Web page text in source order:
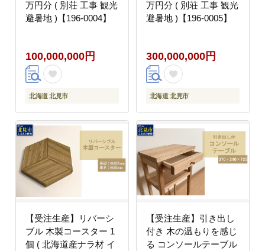
万円分 ( 別荘 工事 観光
避暑地 )【196-0004】
100,000,000円
北海道 北見市
万円分 ( 別荘 工事 観光
避暑地 )【196-0005】
300,000,000円
北海道 北見市
【受注生産】リバーシ
ブル 木製コースター 1
個 ( 北海道産ナラ材 イ
【受注生産】引き出し
付き 木の温もりを感じ
る コンソールテーブル